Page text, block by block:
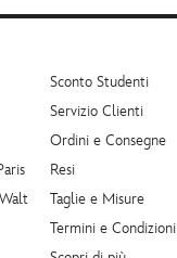
Sconto Studenti
Servizio Clienti
Ordini e Consegne
Resi
Taglie e Misure
Termini e Condizioni